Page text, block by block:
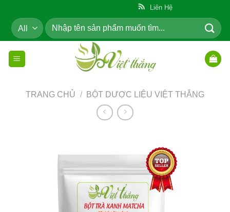
content
Liên Hệ
Tìm
kiếm:
TRANG CHỦ / BỘT DƯỢC LIỆU VIỆT THẮNG